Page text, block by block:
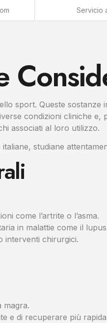
Servicio
sport. Queste sostanze
condizioni cliniche e,
associati al loro utilizzo.
studiane
come l’artrite o l’asma.
in malattie come il
interventi chirurgici.
magra.
e di recuperare più